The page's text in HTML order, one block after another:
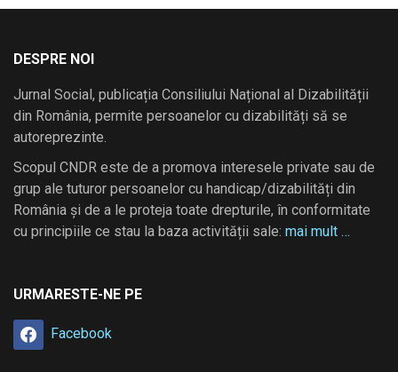
DESPRE NOI
Jurnal Social, publicația Consiliului Național al Dizabilității
din România, permite persoanelor cu dizabilități să se
autoreprezinte.
Scopul CNDR este de a promova interesele private sau de
grup ale tuturor persoanelor cu handicap/dizabilități din
România și de a le proteja toate drepturile, în conformitate
cu principiile ce stau la baza activității sale: mai mult …
URMARESTE-NE PE
Facebook